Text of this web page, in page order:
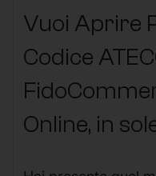
Vuoi Aprire
Codice
Online, in